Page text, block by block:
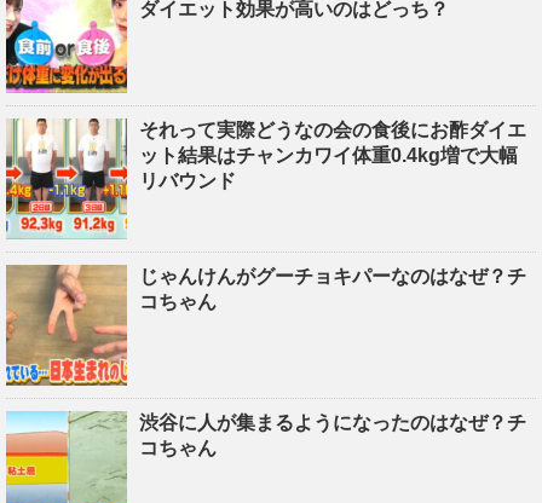
ダイエット効果が高いのはどっち？
それって実際どうなの会の食後にお酢ダイエ
ット結果はチャンカワイ体重0.4kg増で大幅
リバウンド
じゃんけんがグーチョキパーなのはなぜ？チ
コちゃん
渋谷に人が集まるようになったのはなぜ？チ
コちゃん